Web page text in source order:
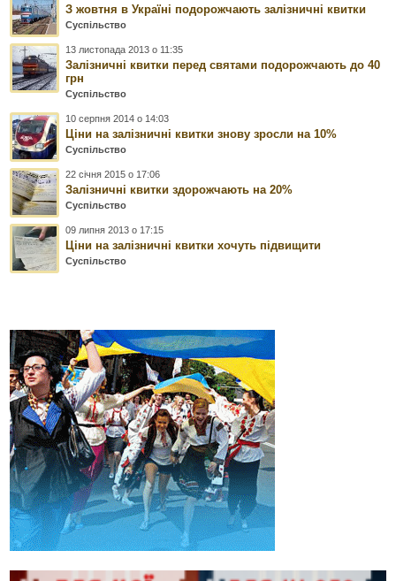
З жовтня в Україні подорожчають залізничні квитки
Суспільство
13 листопада 2013 о 11:35
Залізничні квитки перед святами подорожчають до 40
грн
Суспільство
10 серпня 2014 о 14:03
Ціни на залізничні квитки знову зросли на 10%
Суспільство
22 січня 2015 о 17:06
Залізничні квитки здорожчають на 20%
Суспільство
09 липня 2013 о 17:15
Ціни на залізничні квитки хочуть підвищити
Суспільство